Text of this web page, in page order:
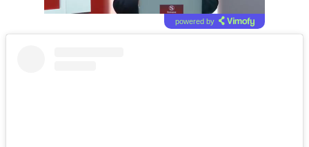
powered by